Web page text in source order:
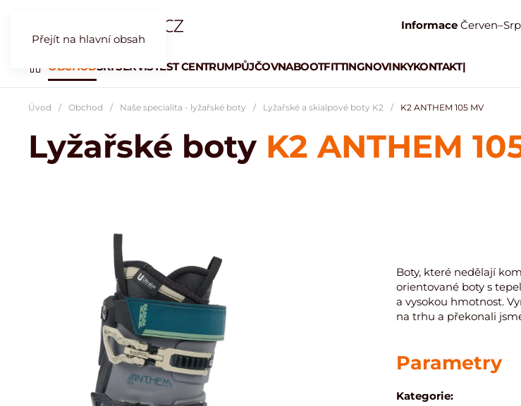
Přejít na hlavní obsah
Informace
OBCHODSKI SERVISTEST CENTRUMPŮJČOVNABOOTFITTINGNOVINKYKONTAKT|
Úvod Obchod Naše specialita - lyžařské boty Lyžařské a skialpové boty K2 K2 ANTHEM 105 MV
Lyžařské boty K2 ANTHEM
Boty, které nedělají
orientované boty s
a vysokou hmotnost.
na trhu a překonali
Parametry
Kategorie: